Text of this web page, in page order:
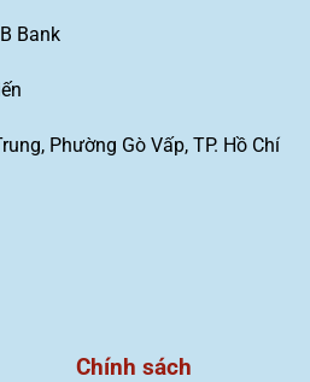
Bank
Phường Gò Vấp, TP. Hồ Chí
Chính sách